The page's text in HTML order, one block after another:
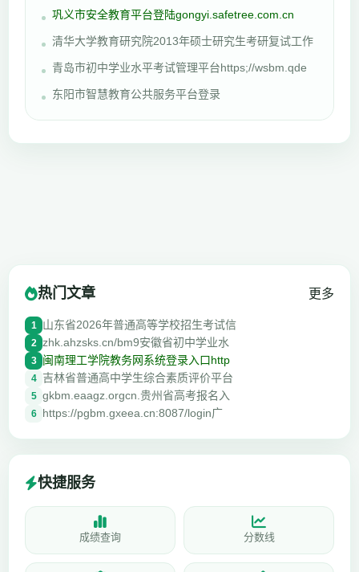
巩义市安全教育平台登陆gongyi.safetree.com.cn
清华大学教育研究院2013年硕士研究生考研复试工作
青岛市初中学业水平考试管理平台https;//wsbm.qde
东阳市智慧教育公共服务平台登录
热门文章 更多
1 山东省2026年普通高等学校招生考试信
2 zhk.ahzsks.cn/bm9安徽省初中学业水
3 闽南理工学院教务网系统登录入口http
4 吉林省普通高中学生综合素质评价平台
5 gkbm.eaagz.orgcn.贵州省高考报名入
6 https://pgbm.gxeea.cn:8087/login广
快捷服务
成绩查询 分数线